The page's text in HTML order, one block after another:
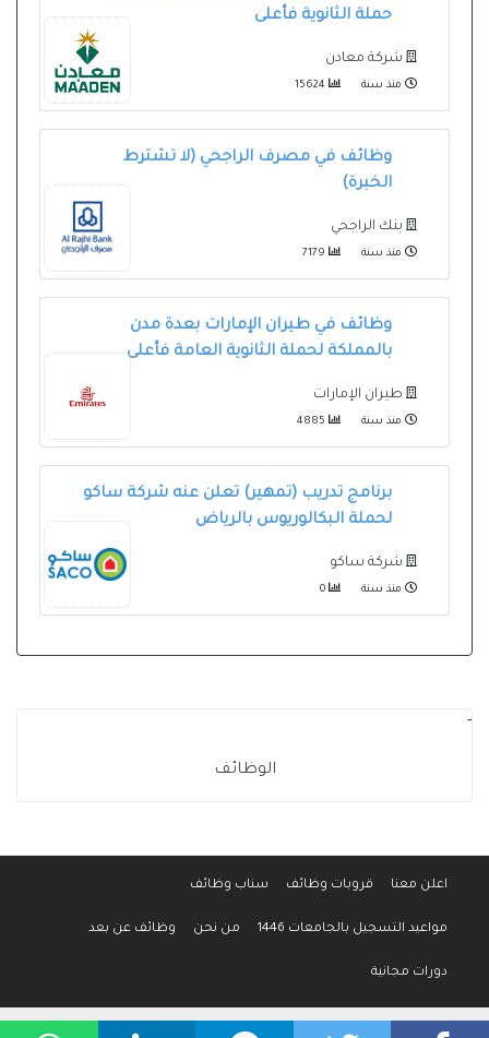
حملة الثانوية فأعلى
شركة معادن
منذ سنة
وظائف في مصرف الراجحي (لا تشترط
الخبرة)
بنك الراجحي
منذ سنة
وظائف في طيران الإمارات بعدة مدن
بالمملكة لحملة الثانوية العامة فأعلى
طيران الإمارات
منذ سنة
برنامج تدريب (تمهير) تعلن عنه شركة ساكو
لحملة البكالوريوس بالرياض
شركة ساكو
منذ سنة
-
الوظائف
اعلن معنا قروبات وظائف سناب وظائف
مواعيد التسجيل بالجامعات 1446 من نحن وظائف عن بعد
دورات مجانية
جميع الحقوق محفوظة لموقع وظائف المواطن © 2016-2026